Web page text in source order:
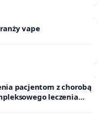
vape
pacjentom z chorobą
leczenia